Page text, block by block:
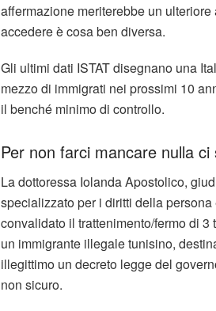
affermazione meriterebbe un
accedere è cosa ben diversa.
Gli ultimi dati ISTAT disegnano una
mezzo di immigrati nei prossimi 10
il benché minimo di controllo.
Per non farci mancare nulla
La dottoressa Iolanda Apostolico,
specializzato per i diritti della
convalidato il trattenimento/fermo di
un immigrante illegale tunisino,
illegittimo un decreto legge del
non sicuro.